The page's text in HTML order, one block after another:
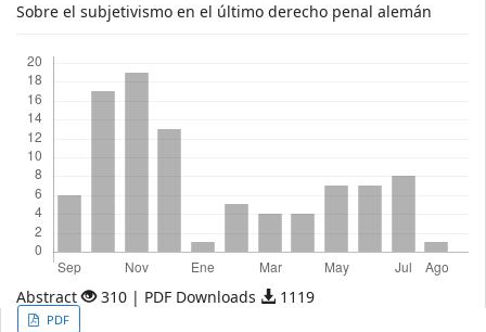
Sobre el subjetivismo en el último derecho penal alemán
Abstract 310 | PDF Downloads 1119
PDF